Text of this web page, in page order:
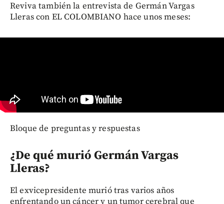
Reviva también la entrevista de Germán Vargas
Lleras con EL COLOMBIANO hace unos meses:
Bloque de preguntas y respuestas
¿De qué murió Germán Vargas
Lleras?
El exvicepresidente murió tras varios años
enfrentando un cáncer y un tumor cerebral que